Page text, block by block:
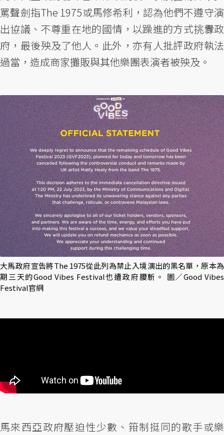
罵聲劍指The 1975或馬修希利，認為他們不遵守演
出協議、不尊重在地的國情，以躁進的方式挑釁政
府，最後殃及了他人。此外，亦有人批評政府執法
過當，造成商家攤販與其他樂團表演者被殃及。
大馬政府宣告將The 1975從此列為禁止入境演出的黑名單，原本為
期三天的Good Vibes Festival也遭政府腰斬。 圖／Good Vibes
Festival官網
馬來西亞政府壓迫性少數、箝制挺同的歌手或樂